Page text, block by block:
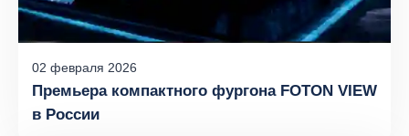
02 февраля 2026
Премьера компактного фургона FOTON VIEW
в России